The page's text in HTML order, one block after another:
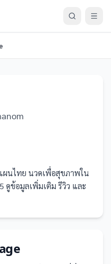
ผนไทย นวดเพื่อสุขภาพใน
ดูข้อมูลเพิ่มเติม รีวิว และ